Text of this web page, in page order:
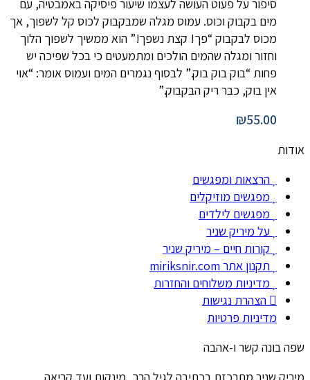
סיפור על פעוט העושה לעצמו שיעור פיסיקה באמבטיה, עם
מים בקבוק וכוס. עמוס מגלה שמבקבוק לכוס קל לשפוך, אך
מכוס לבקבוק “פך! קצת נשפך!” הוא ממשיך לשפוך הלוך
וחזור ומגלה שהמים הולכים ומתמעטים כי בכל שפיכה יש
פחות “בוק בוק בוק.” לבסוף נגמרים המים ועמוס אומר: “אוי
אין בוק, כבר ריק הבקבוק.”
₪55.00
אודות
הרצאות ומפגשים
מפגשים מוזיקלים
מפגשים לילדים
על מיריק שניר
קורות חיים – מיריק שניר
תקנון אתר miriksnir.com
מדיניות משלוחים והחזרות
הצהרת נגישות
מדיניות פרטיות
שפה בונה קשר ו-אהבה